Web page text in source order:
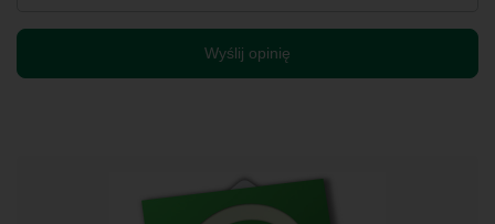
Wyślij opinię